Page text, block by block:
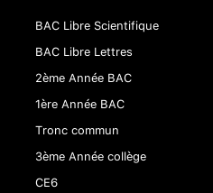
BAC Libre Scientifique
BAC Libre Lettres
2ème Année BAC
1ère Année BAC
Tronc commun
3ème Année collège
CE6